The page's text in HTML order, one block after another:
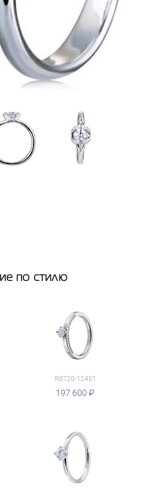
по стилю
R8720-12451
197 600
руб.